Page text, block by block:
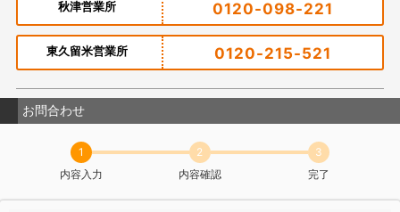
秋津営業所 0120-098-221
東久留米営業所 0120-215-521
お問合わせ
1
内容入力
2
内容確認
3
完了